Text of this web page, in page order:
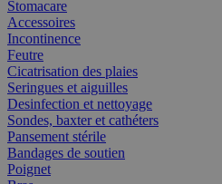
Stomacare
Accessoires
Incontinence
Feutre
Cicatrisation des plaies
Seringues et aiguilles
Desinfection et nettoyage
Sondes, baxter et cathéters
Pansement stérile
Bandages de soutien
Poignet